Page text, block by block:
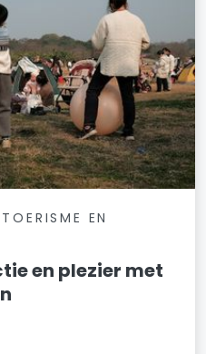
EN
en plezier met